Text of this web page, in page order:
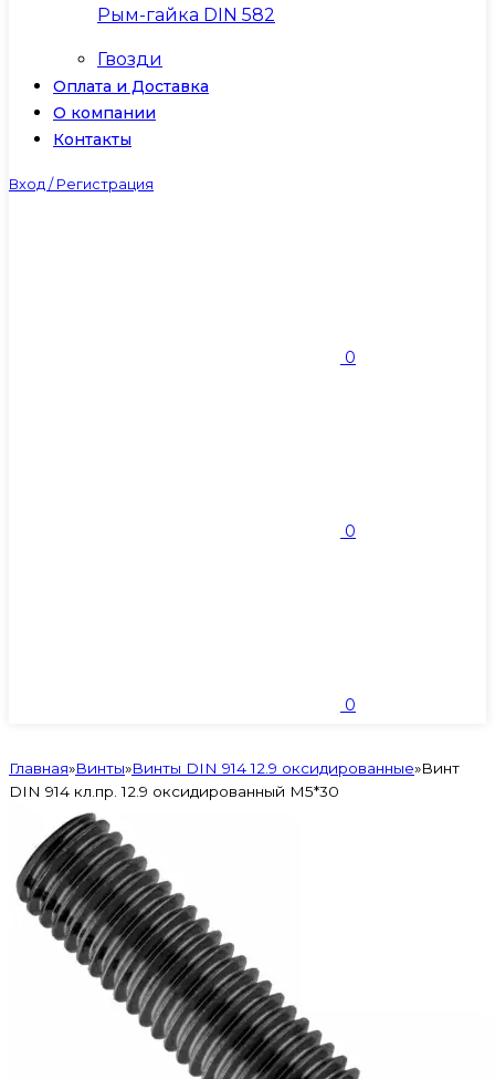
Рым-гайка DIN 582
Гвозди
Оплата и Доставка
О компании
Контакты
Вход / Регистрация
0
0
0
Главная»Винты»Винты DIN 914 12.9 оксидированные»Винт
DIN 914 кл.пр. 12.9 оксидированный M5*30